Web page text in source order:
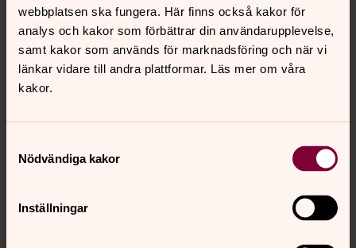
webbplatsen ska fungera. Här finns också kakor för
analys och kakor som förbättrar din användarupplevelse,
samt kakor som används för marknadsföring och när vi
länkar vidare till andra plattformar. Läs mer om våra
kakor.
Nödvändiga kakor
Inställningar
Kontakt
Kalender